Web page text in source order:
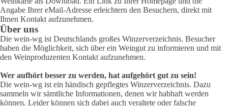
Angabe Ihrer eMail-Adresse erleichtern den Besuchern, direkt mit
Ihnen Kontakt aufzunehmen.
Über uns
Die wein-wg ist Deutschlands großes Winzerverzeichnis. Besucher
haben die Möglichkeit, sich über ein Weingut zu informieren und mit
den Weinproduzenten Kontakt aufzunehmen.
Wer aufhört besser zu werden, hat aufgehört gut zu sein!
Die wein-wg ist ein händisch gepflegtes Winzerverzeichnis. Dazu
sammeln wir sämtliche Informationen, denen wir habhaft werden
können. Leider können sich dabei auch veraltete oder falsche